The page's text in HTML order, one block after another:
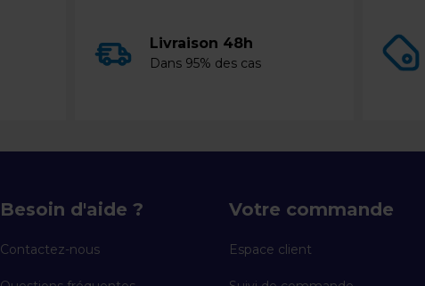
Livraison 48h
Dans 95% des cas
Besoin d'aide ?
Contactez-nous
Votre commande
Espace client